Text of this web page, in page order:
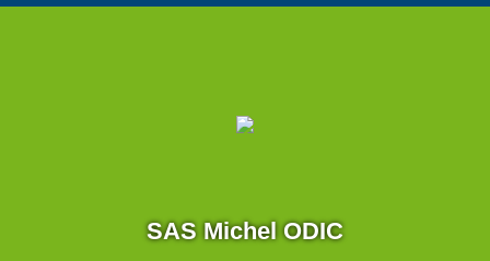
SAS Michel ODIC